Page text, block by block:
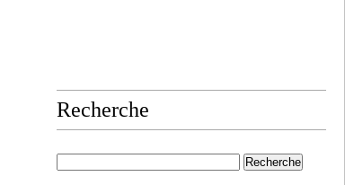
Recherche